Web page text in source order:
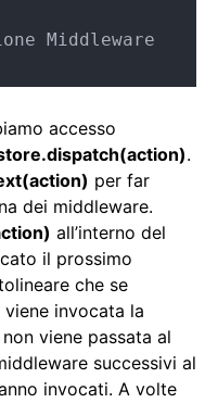
accesso
.
per far
dei middleware.
all’interno del
il prossimo
che se
viene invocata la
viene passata al
successivi al
invocati. A volte